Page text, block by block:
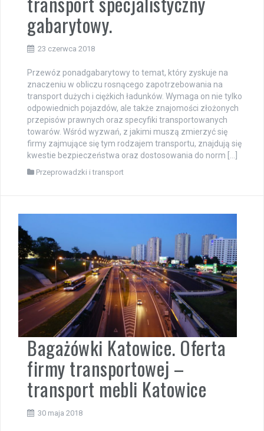
gabarytowy.
23 czerwca 2018
Przewóz ponadgabarytowy to temat, który zyskuje na
znaczeniu w obliczu rosnącego zapotrzebowania na
transport dużych i ciężkich ładunków. Wymaga on nie tylko
odpowiednich pojazdów, ale także znajomości złożonych
przepisów prawnych oraz specyfiki transportowanych
towarów. Wśród wyzwań, z jakimi muszą zmierzyć się
firmy zajmujące się tym rodzajem transportu, znajdują się
kwestie bezpieczeństwa oraz dostosowania do norm […]
Przeprowadzki i transport
Bagażówki Katowice. Oferta
firmy transportowej –
transport mebli Katowice
30 maja 2018